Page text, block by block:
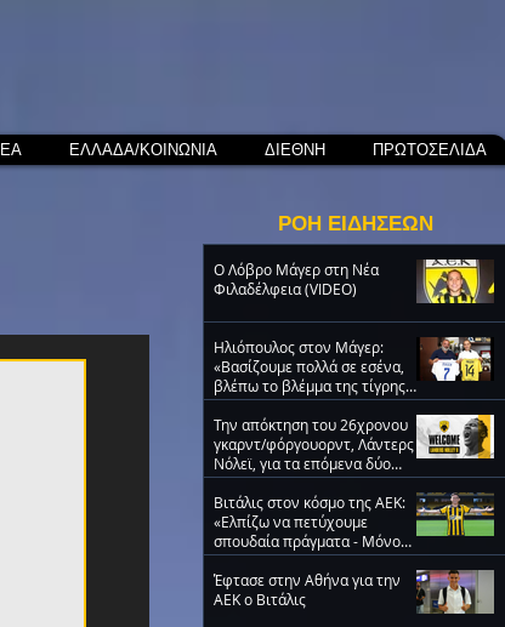
ΕΛΛΑΔΑ/ΚΟΙΝΩΝΙΑ ΔΙΕΘΝΗ ΠΡΩΤΟΣΕΛΙΔΑ
ΡΟΗ ΕΙΔΗΣΕΩΝ
O Λόβρο Μάγερ στη Νέα
Φιλαδέλφεια (VIDEO)
Ηλιόπουλος στον Μάγερ:
«Βασίζουμε πολλά σε εσένα,
βλέπω το βλέμμα της τίγρης
στα μάτια σου» (video)
Την απόκτηση του 26χρονου
γκαρντ/φόργουορντ, Λάντερς
Νόλεϊ, για τα επόμενα δύο
χρόνια ανακοίνωσε η ΑΕΚ
Βιτάλις στον κόσμο της ΑΕΚ:
«Ελπίζω να πετύχουμε
σπουδαία πράγματα - Μόνο
ΑΕΚ!» (VIDEO)
Έφτασε στην Αθήνα για την
ΑΕΚ ο Βιτάλις